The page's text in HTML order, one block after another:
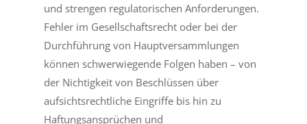
und strengen regulatorischen Anforderungen.
Fehler im Gesellschaftsrecht oder bei der
Durchführung von Hauptversammlungen
können schwerwiegende Folgen haben – von
der Nichtigkeit von Beschlüssen über
aufsichtsrechtliche Eingriffe bis hin zu
Haftungsansprüchen und